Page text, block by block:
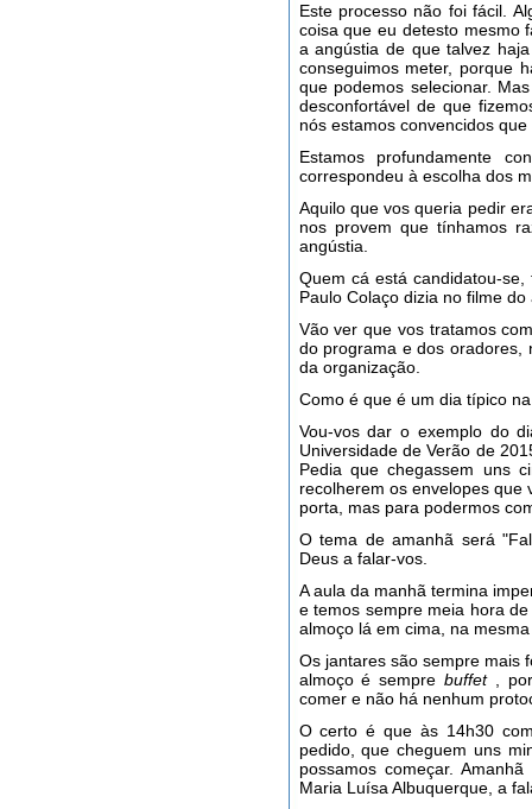
Este processo não foi fácil.
coisa que eu detesto mesmo
a angústia de que talvez
conseguimos meter, porque
que podemos selecionar.
desconfortável de que
nós estamos convencidos
Estamos profundamente
correspondeu à escolha dos
Aquilo que vos queria pedir
nos provem que tínhamos
angústia.
Quem cá está candidatou-
Paulo Colaço dizia no filme
Vão ver que vos tratamos
do programa e dos oradores,
da organização.
Como é que é um dia típico
Vou-vos dar o exemplo do
Universidade de Verão de
Pedia que chegassem uns
recolherem os envelopes que
porta, mas para podermos
O tema de amanhã será
Deus a falar-vos.
A aula da manhã termina
e temos sempre meia hora
almoço lá em cima, na
Os jantares são sempre mais
almoço é semprebuffet,
comer e não há nenhum
O certo é que às 14h30
pedido, que cheguem uns
possamos começar.
Maria Luísa Albuquerque, a